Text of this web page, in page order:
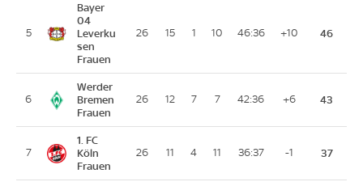
5
Bayer
04
Leverku
sen
Frauen
26 15 1 10 46:36 +10 46
6
Werder
Bremen
Frauen
26 12 7 7 42:36 +6 43
7
1. FC
Köln
Frauen
26 11 4 11 36:37 -1 37